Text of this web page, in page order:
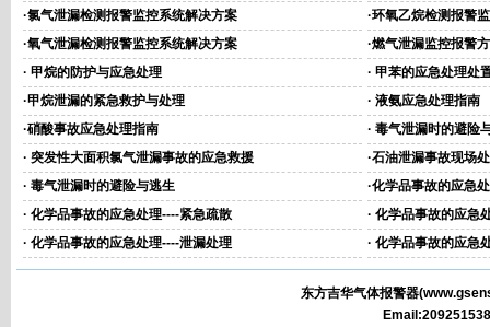
·氯气泄漏检测报警监控系统解决方案 ·环氧乙烷检测报警
·氧气泄漏检测报警监控系统解决方案 ·燃气泄漏监控报警
· 甲烷的防护与应急处理 · 甲苯的应急处理处
·甲烷泄漏的紧急救护与处理 · 液氨应急处理指南
·硝酸事故应急处理指南 · 毒气泄漏时的避险
· 突发性大面积氯气泄漏事故的应急救援 ·石油泄漏事故现场
· 毒气泄漏时的避险与逃生 ·化学品事故的应急
· 化学品事故的应急处理----紧急疏散 · 化学品事故的应急
· 化学品事故的应急处理----泄漏处理 · 化学品事故的应急
东方吉华气体报警器(